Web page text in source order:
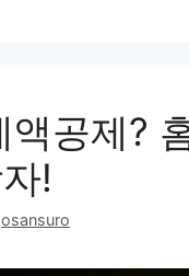
액공제?
!